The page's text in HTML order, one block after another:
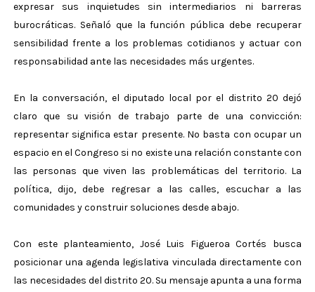
expresar sus inquietudes sin intermediarios ni barreras
burocráticas. Señaló que la función pública debe recuperar
sensibilidad frente a los problemas cotidianos y actuar con
responsabilidad ante las necesidades más urgentes.
En la conversación, el diputado local por el distrito 20 dejó
claro que su visión de trabajo parte de una convicción:
representar significa estar presente. No basta con ocupar un
espacio en el Congreso si no existe una relación constante con
las personas que viven las problemáticas del territorio. La
política, dijo, debe regresar a las calles, escuchar a las
comunidades y construir soluciones desde abajo.
Con este planteamiento, José Luis Figueroa Cortés busca
posicionar una agenda legislativa vinculada directamente con
las necesidades del distrito 20. Su mensaje apunta a una forma